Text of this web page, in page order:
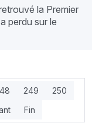
la Premier
perdu sur le
249
250
Fin